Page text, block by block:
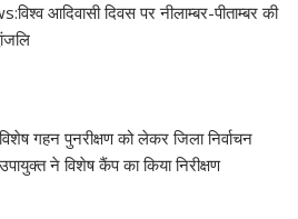
आदिवासी दिवस पर नीलाम्बर-पीताम्बर की
गहन पुनरीक्षण को लेकर जिला निर्वाचन
ने विशेष कैंप का किया निरीक्षण